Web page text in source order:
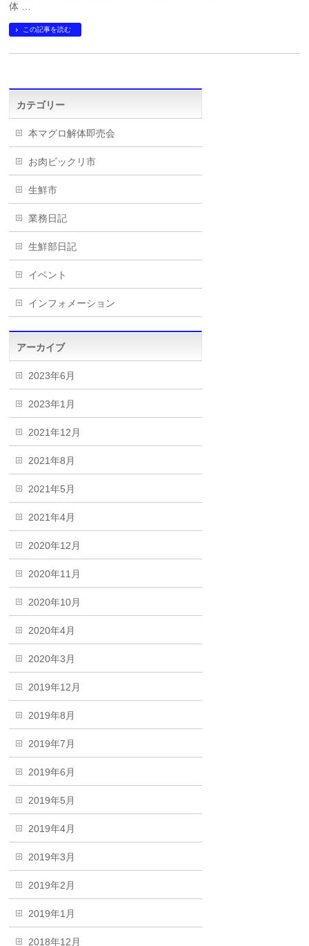
体 …
この記事を読む
カテゴリー
本マグロ解体即売会
お肉ビックリ市
生鮮市
業務日記
生鮮部日記
イベント
インフォメーション
アーカイブ
2023年6月
2023年1月
2021年12月
2021年8月
2021年5月
2021年4月
2020年12月
2020年11月
2020年10月
2020年4月
2020年3月
2019年12月
2019年8月
2019年7月
2019年6月
2019年5月
2019年4月
2019年3月
2019年2月
2019年1月
2018年12月